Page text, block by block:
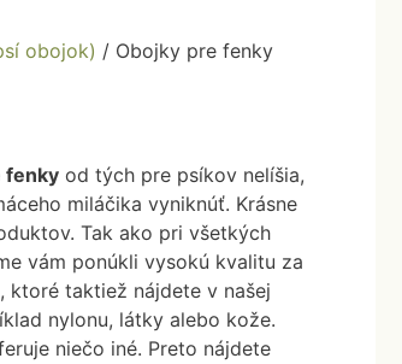
Reflexné obojky
Retiazkové obojky
Nerezové misky
Cestovné misky
Dvojmisky
Prepínacie vodítka
Kožené vodítka
obojok) / Obojky pre fenky
fenky od tých pre psíkov nelíšia,
miláčika vyniknúť. Krásne
Tak ako pri všetkých
vám ponúkli vysokú kvalitu za
, ktoré taktiež nájdete v našej
nylonu, látky alebo kože.
niečo iné. Preto nájdete